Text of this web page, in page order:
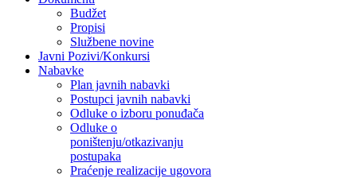
Budžet
Propisi
Službene novine
Javni Pozivi/Konkursi
Nabavke
Plan javnih nabavki
Postupci javnih nabavki
Odluke o izboru ponuđača
Odluke o
poništenju/otkazivanju
postupaka
Praćenje realizacije ugovora